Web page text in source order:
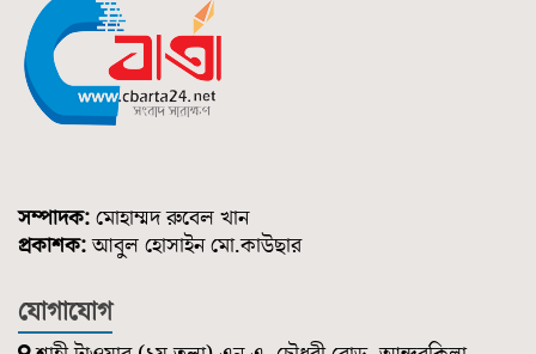
সম্পাদক: মোহাম্মদ রুবেল খান
প্রকাশক:আবুল হোসাইন মো.কাউছার
যোগাযোগ